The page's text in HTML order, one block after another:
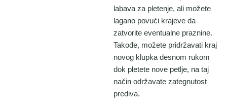
labava za pletenje, ali možete
lagano povući krajeve da
zatvorite eventualne praznine.
Takođe, možete pridržavati kraj
novog klupka desnom rukom
dok pletete nove petlje, na taj
način održavate zategnutost
prediva.